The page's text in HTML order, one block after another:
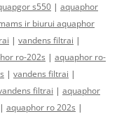
s550 | aquaphor
ir biurui aquaphor
| vandens filtrai |
ro-202s | aquaphor ro-
| vandens filtrai |
filtrai | aquaphor
| aquaphor ro 202s |